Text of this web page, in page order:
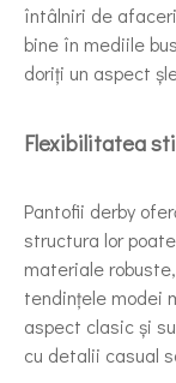
întâlniri de
bine în mediile
doriți un aspect
Flexibilitatea
Pantofii derby
structura lor
materiale
tendințele modei
aspect clasic și
cu detalii casual